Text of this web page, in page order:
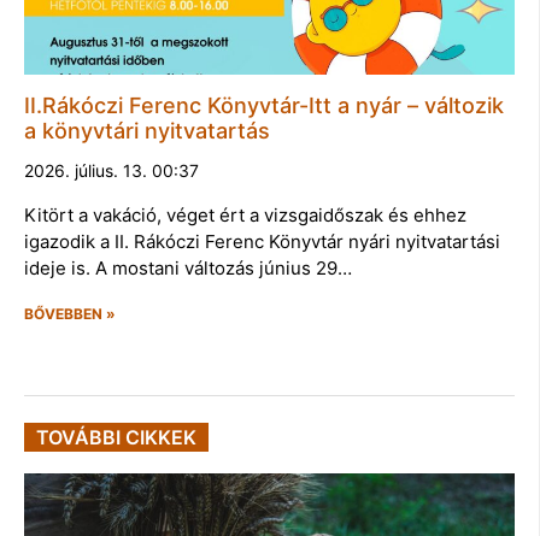
II.Rákóczi Ferenc Könyvtár-Itt a nyár – változik
a könyvtári nyitvatartás
2026. július. 13. 00:37
Kitört a vakáció, véget ért a vizsgaidőszak és ehhez
igazodik a II. Rákóczi Ferenc Könyvtár nyári nyitvatartási
ideje is. A mostani változás június 29…
BŐVEBBEN »
TOVÁBBI CIKKEK